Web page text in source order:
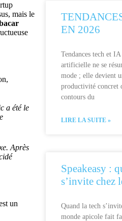
mais le
a été le
Après
un
EN 2026
Tendances tech et
artificielle ne se
mode ; elle devient
productivité concret
contours du
LIRE LA SUITE »
Speakeasy :
s’invite chez
Quand la tech
monde apicole fait